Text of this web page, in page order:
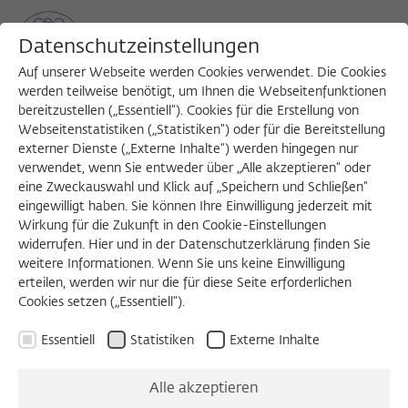
MENU
Search
Datenschutzeinstellungen
Auf unserer Webseite werden Cookies verwendet. Die Cookies
werden teilweise benötigt, um Ihnen die Webseitenfunktionen
bereitzustellen („Essentiell“). Cookies für die Erstellung von
Webseitenstatistiken („Statistiken“) oder für die Bereitstellung
externer Dienste („Externe Inhalte“) werden hingegen nur
verwendet, wenn Sie entweder über „Alle akzeptieren“ oder
eine Zweckauswahl und Klick auf „Speichern und Schließen“
eingewilligt haben. Sie können Ihre Einwilligung jederzeit mit
Wirkung für die Zukunft in den Cookie-Einstellungen
widerrufen. Hier und in der Datenschutzerklärung finden Sie
weitere Informationen. Wenn Sie uns keine Einwilligung
erteilen, werden wir nur die für diese Seite erforderlichen
Cookies setzen („Essentiell“).
Essentiell Statistiken Externe Inhalte
Alle akzeptieren